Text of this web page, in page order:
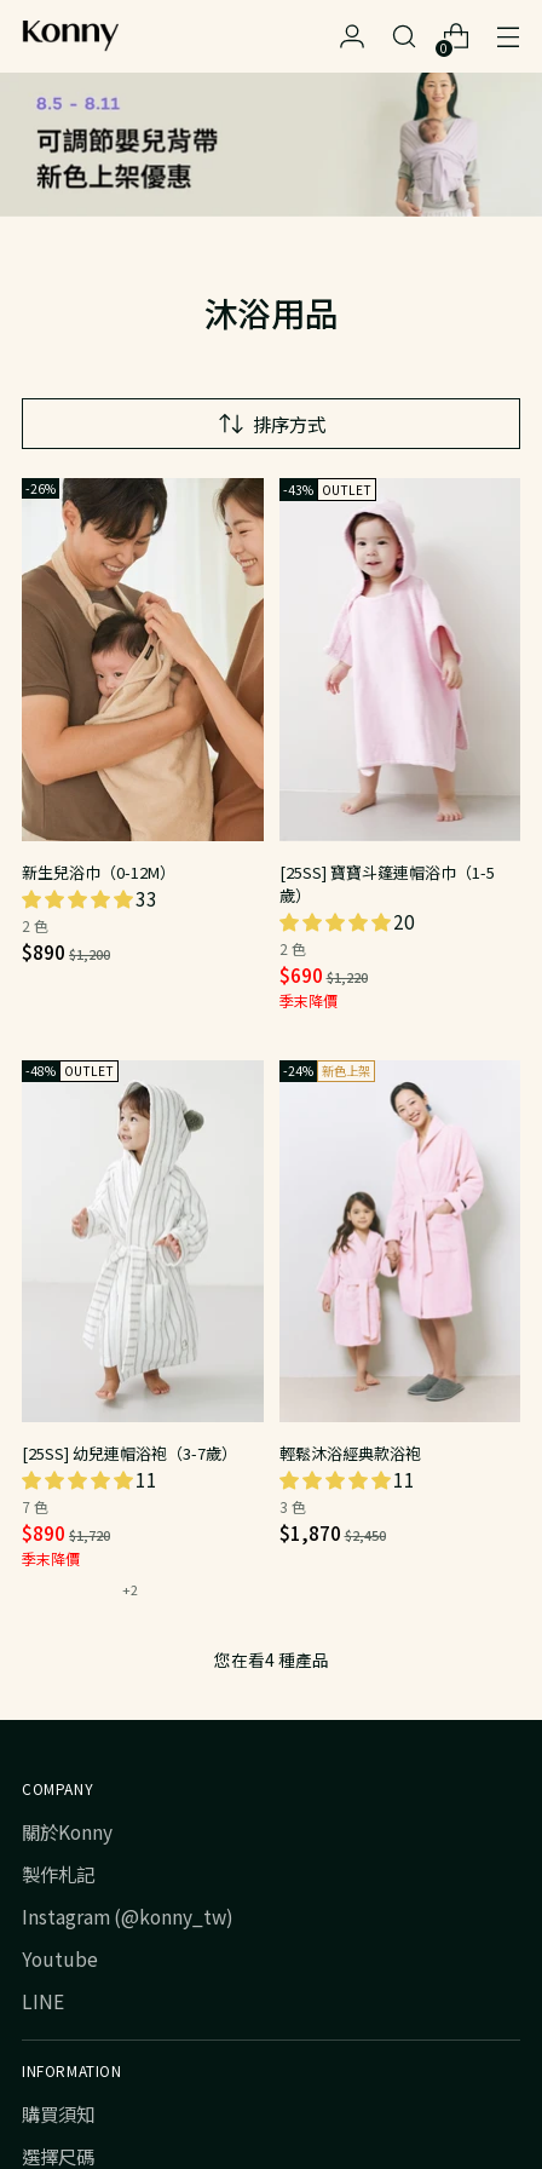
0
沐浴用品
排序方式
-26%
新生兒浴巾（0-12M）
33
2 色
日
$890 $1,200
-43% OUTLET
[25SS] 寶寶斗篷連帽浴巾（1-5
歲）
20
2 色
日
常
$690 $1,220
季末降價
-48% OUTLET
[25SS] 幼兒連帽浴袍（3-7歲）
11
7 色
日
常
$890 $1,720
季末降價
+2
-24% 新色上架
輕鬆沐浴經典款浴袍
11
3 色
日
$1,870 $2,450
您在看4 種產品
COMPANY
關於Konny
製作札記
Instagram (@konny_tw)
Youtube
LINE
INFORMATION
購買須知
選擇尺碼